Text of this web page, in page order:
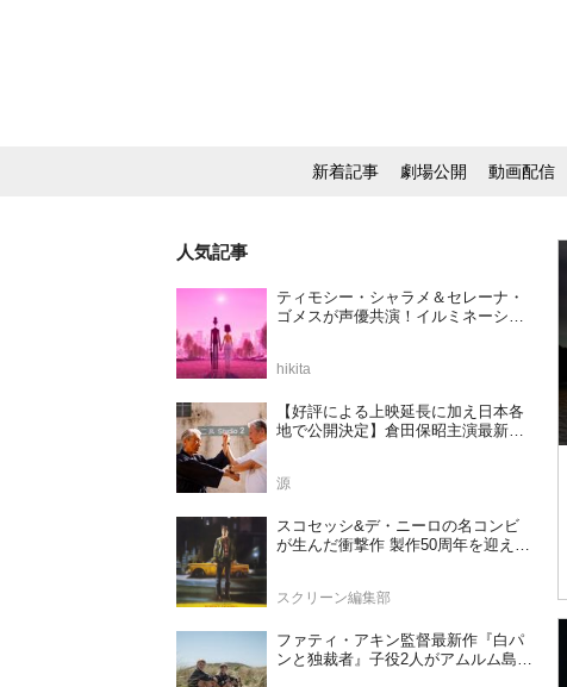
新着記事 劇場公開 動画配信
人気記事
ティモシー・シャラメ＆セレーナ・
ゴメスが声優共演！イルミネーショ
定
hikita
【好評による上映延長に加え日本各
地で公開決定】倉田保昭主演最新作
源
スコセッシ&デ・ニーロの名コンビ
が生んだ衝撃作 製作50周年を迎える
スクリーン編集部
ファティ・アキン監督最新作『白パ
ンと独裁者』子役2人がアムルム島の